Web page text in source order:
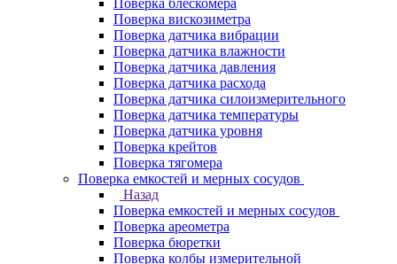
Поверка блескомера
Поверка вискозиметра
Поверка датчика вибрации
Поверка датчика влажности
Поверка датчика давления
Поверка датчика расхода
Поверка датчика силоизмерительного
Поверка датчика температуры
Поверка датчика уровня
Поверка крейтов
Поверка тягомера
Поверка емкостей и мерных сосудов
Назад
Поверка емкостей и мерных сосудов
Поверка ареометра
Поверка бюретки
Поверка колбы измерительной